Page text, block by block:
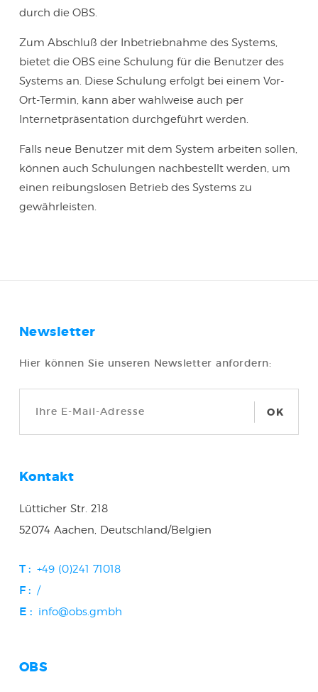
durch die OBS.
Zum Abschluß der Inbetriebnahme des Systems,
bietet die OBS eine Schulung für die Benutzer des
Systems an. Diese Schulung erfolgt bei einem Vor-
Ort-Termin, kann aber wahlweise auch per
Internetpräsentation durchgeführt werden.
Falls neue Benutzer mit dem System arbeiten sollen,
können auch Schulungen nachbestellt werden, um
einen reibungslosen Betrieb des Systems zu
gewährleisten.
Newsletter
Hier können Sie unseren Newsletter anfordern:
OK
Kontakt
Lütticher Str. 218
52074 Aachen, Deutschland/Belgien
T : +49 (0)241 71018
F : /
E : info@obs.gmbh
OBS